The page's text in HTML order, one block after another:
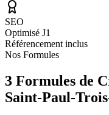
SEO
Optimisé J1
Référencement inclus
Nos Formules
3 Formules de
Saint-Paul-